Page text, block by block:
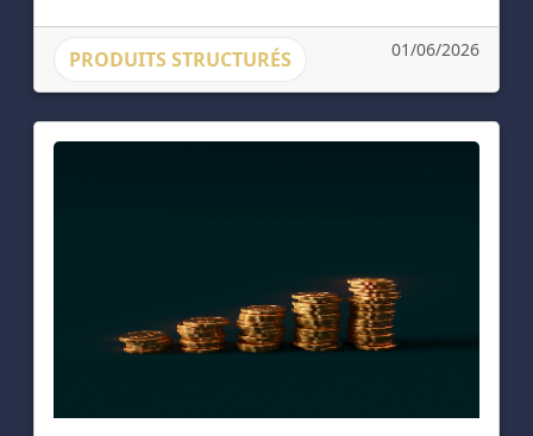
PRODUITS STRUCTURÉS 01/06/2026